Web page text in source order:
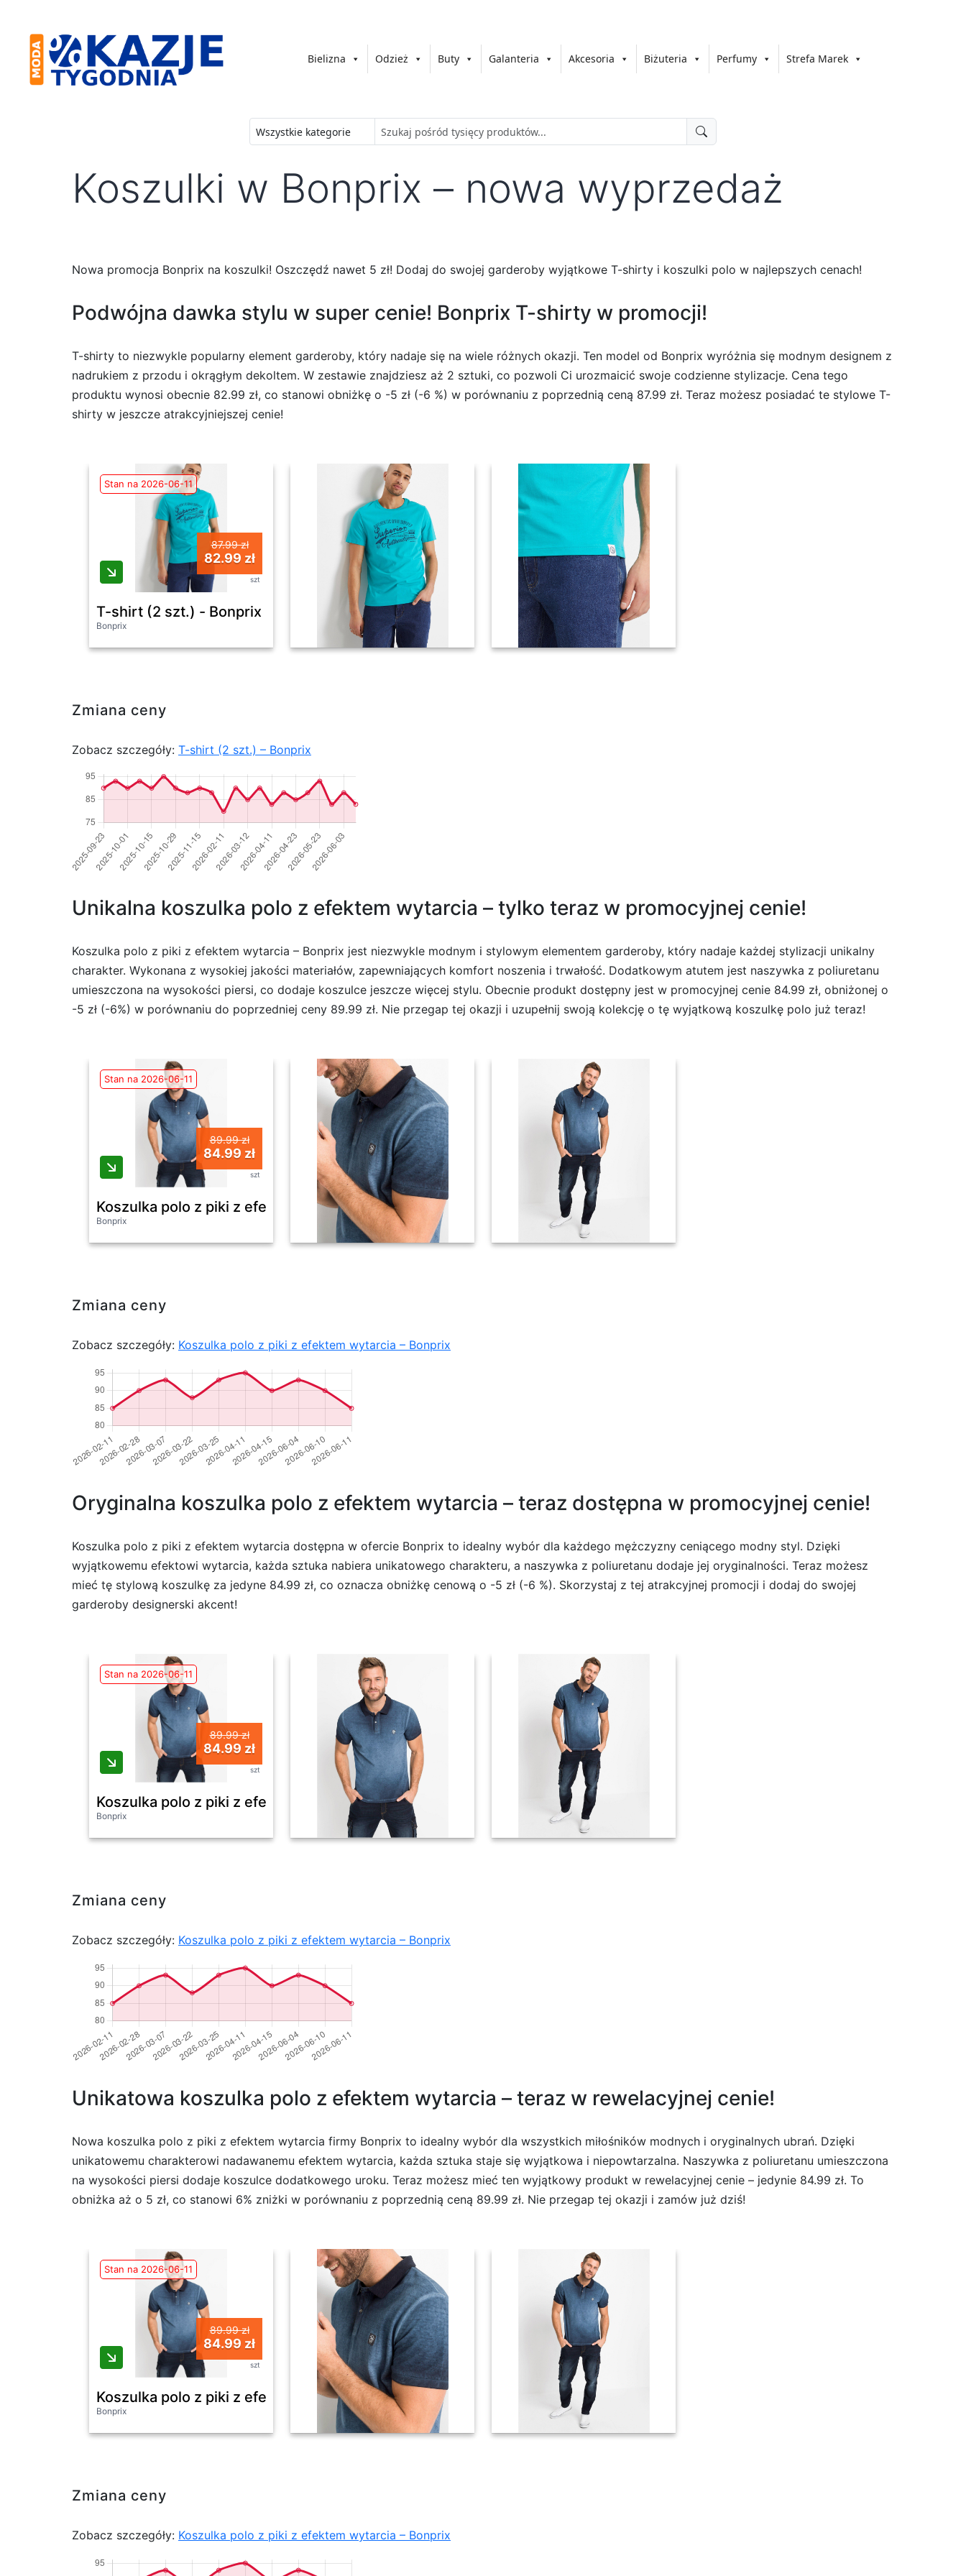
content
Bielizna Odzież Buty Galanteria Akcesoria Biżuteria Perfumy Strefa Marek
Koszulki w Bonprix – nowa wyprzedaż
Nowa promocja Bonprix na koszulki! Oszczędź nawet 5 zł! Dodaj do swojej garderoby wyjątkowe T-shirty i koszulki polo w najlepszych cenach!
Podwójna dawka stylu w super cenie! Bonprix T-shirty w promocji!
T-shirty to niezwykle popularny element garderoby, który nadaje się na wiele różnych okazji. Ten model od Bonprix wyróżnia się modnym designem z
nadrukiem z przodu i okrągłym dekoltem. W zestawie znajdziesz aż 2 sztuki, co pozwoli Ci urozmaicić swoje codzienne stylizacje. Cena tego
produktu wynosi obecnie 82.99 zł, co stanowi obniżkę o -5 zł (-6 %) w porównaniu z poprzednią ceną 87.99 zł. Teraz możesz posiadać te stylowe T-
shirty w jeszcze atrakcyjniejszej cenie!
Stan na 2026-06-11
87.99 zł
82.99 zł
szt
T-shirt (2 szt.) - Bonprix
Bonprix
Zmiana ceny
Zobacz szczegóły: T-shirt (2 szt.) – Bonprix
Unikalna koszulka polo z efektem wytarcia – tylko teraz w promocyjnej cenie!
Koszulka polo z piki z efektem wytarcia – Bonprix jest niezwykle modnym i stylowym elementem garderoby, który nadaje każdej stylizacji unikalny
charakter. Wykonana z wysokiej jakości materiałów, zapewniających komfort noszenia i trwałość. Dodatkowym atutem jest naszywka z poliuretanu
umieszczona na wysokości piersi, co dodaje koszulce jeszcze więcej stylu. Obecnie produkt dostępny jest w promocyjnej cenie 84.99 zł, obniżonej o
-5 zł (-6%) w porównaniu do poprzedniej ceny 89.99 zł. Nie przegap tej okazji i uzupełnij swoją kolekcję o tę wyjątkową koszulkę polo już teraz!
Stan na 2026-06-11
89.99 zł
84.99 zł
szt
Koszulka polo z piki z efektem wytarcia - Bonprix
Bonprix
Zmiana ceny
Zobacz szczegóły: Koszulka polo z piki z efektem wytarcia – Bonprix
Oryginalna koszulka polo z efektem wytarcia – teraz dostępna w promocyjnej cenie!
Koszulka polo z piki z efektem wytarcia dostępna w ofercie Bonprix to idealny wybór dla każdego mężczyzny ceniącego modny styl. Dzięki
wyjątkowemu efektowi wytarcia, każda sztuka nabiera unikatowego charakteru, a naszywka z poliuretanu dodaje jej oryginalności. Teraz możesz
mieć tę stylową koszulkę za jedyne 84.99 zł, co oznacza obniżkę cenową o -5 zł (-6 %). Skorzystaj z tej atrakcyjnej promocji i dodaj do swojej
garderoby designerski akcent!
Stan na 2026-06-11
89.99 zł
84.99 zł
szt
Koszulka polo z piki z efektem wytarcia - Bonprix
Bonprix
Zmiana ceny
Zobacz szczegóły: Koszulka polo z piki z efektem wytarcia – Bonprix
Unikatowa koszulka polo z efektem wytarcia – teraz w rewelacyjnej cenie!
Nowa koszulka polo z piki z efektem wytarcia firmy Bonprix to idealny wybór dla wszystkich miłośników modnych i oryginalnych ubrań. Dzięki
unikatowemu charakterowi nadawanemu efektem wytarcia, każda sztuka staje się wyjątkowa i niepowtarzalna. Naszywka z poliuretanu umieszczona
na wysokości piersi dodaje koszulce dodatkowego uroku. Teraz możesz mieć ten wyjątkowy produkt w rewelacyjnej cenie – jedynie 84.99 zł. To
obniżka aż o 5 zł, co stanowi 6% zniżki w porównaniu z poprzednią ceną 89.99 zł. Nie przegap tej okazji i zamów już dziś!
Stan na 2026-06-11
89.99 zł
84.99 zł
szt
Koszulka polo z piki z efektem wytarcia - Bonprix
Bonprix
Zmiana ceny
Zobacz szczegóły: Koszulka polo z piki z efektem wytarcia – Bonprix